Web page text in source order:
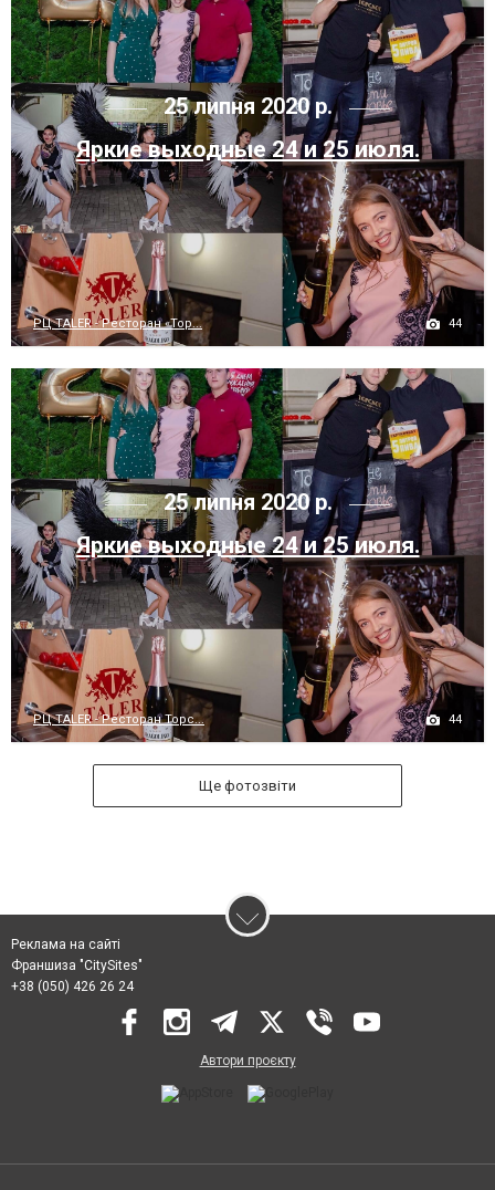
25 липня 2020 р.
Яркие выходные 24 и 25 июля.
РЦ TALER - Ресторан «Тор... 44
25 липня 2020 р.
Яркие выходные 24 и 25 июля.
РЦ TALER - Ресторан Торс... 44
Ще фотозвіти
Реклама на сайті
Франшиза "CitySites"
+38 (050) 426 26 24
Автори проєкту